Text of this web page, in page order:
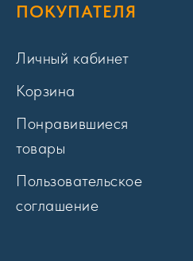
ПОКУПАТЕЛЯ
Личный кабинет
Корзина
Понравившиеся
товары
Пользовательское
соглашение